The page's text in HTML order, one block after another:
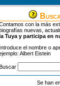
con la más
nuevas,
Tuya y participa en
Introduce el nombre o
Albert Eistein
Se han